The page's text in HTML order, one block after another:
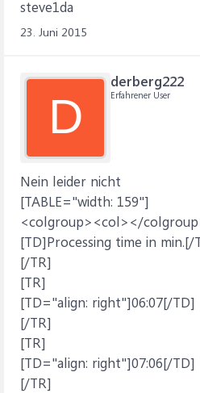
steve1da
23. Juni 2015
D
derberg222
Erfahrener User
Nein leider nicht
[TABLE="width: 159"]
<colgroup><col></
[TD]Processing time in min.[/
[/TR]
[TR]
[TD="align: right"]06:07[/TD]
[/TR]
[TR]
[TD="align: right"]07:06[/TD]
[/TR]